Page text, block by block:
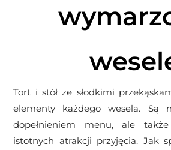
Tort i stół ze słodkimi
elementy każdego wesela. Są
dopełnieniem menu, ale
istotnych atrakcji przyjęcia. Jak